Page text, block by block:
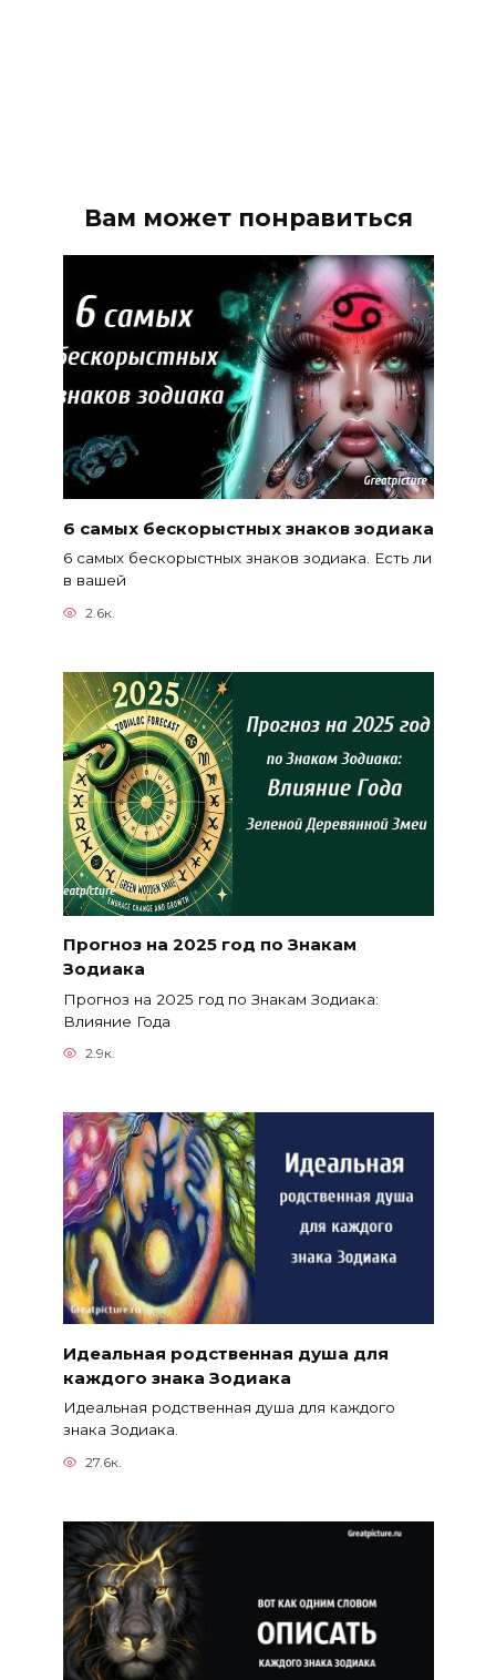
Вам может понравиться
6 самых бескорыстных знаков зодиака
6 самых бескорыстных знаков зодиака. Есть ли
в вашей
2.6к.
Прогноз на 2025 год по Знакам
Зодиака
Прогноз на 2025 год по Знакам Зодиака:
Влияние Года
2.9к.
Идеальная родственная душа для
каждого знака Зодиака
Идеальная родственная душа для каждого
знака Зодиака.
27.6к.